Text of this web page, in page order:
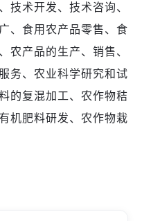
技术开发、技术咨询、
、食用农产品零售、食
农产品的生产、销售、
务、农业科学研究和试
的复混加工、农作物秸
机肥料研发、农作物栽